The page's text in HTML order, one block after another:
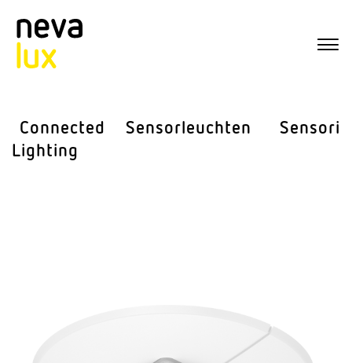
Connected
Lighting
Sensor­leuchten Sensorik